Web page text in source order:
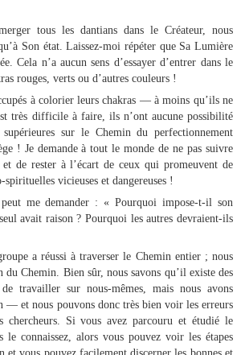
tous les dantians dans le Créateur, nous
Son état. Laissez-moi répéter que Sa Lumière
Cela n’a aucun sens d’essayer d’entrer dans le
rouges, verts ou d’autres couleurs !
à colorier leurs chakras — à moins qu’ils ne
très difficile à faire, ils n’ont aucune possibilité
supérieures sur le Chemin du perfectionnement
! Je demande à tout le monde de ne pas suivre
et de rester à l’écart de ceux qui promeuvent de
spirituelles vicieuses et dangereuses !
me demander : « Pourquoi impose-t-il son
avait raison ? Pourquoi les autres devraient-ils
a réussi à traverser le Chemin entier ; nous
du Chemin. Bien sûr, nous savons qu’il existe des
travailler sur nous-mêmes, mais nous avons
— et nous pouvons donc très bien voir les erreurs
chercheurs. Si vous avez parcouru et étudié le
le connaissez, alors vous pouvez voir les étapes